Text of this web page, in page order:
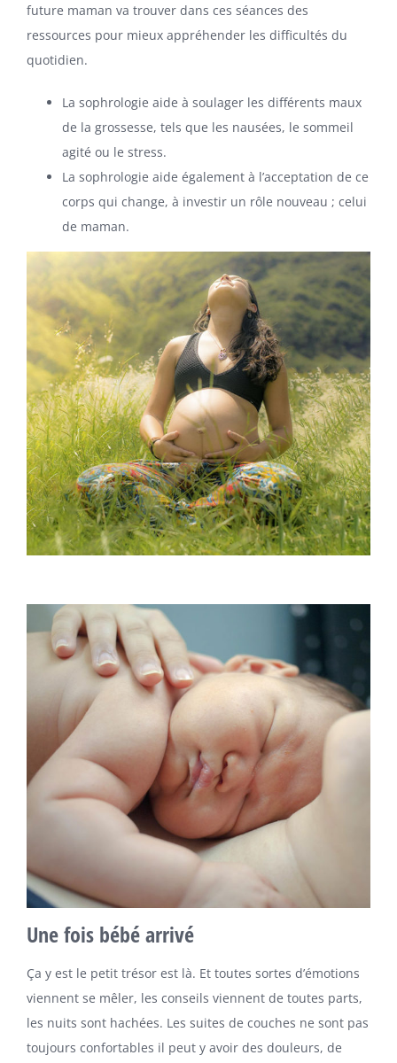
future maman va trouver dans ces séances des
ressources pour mieux appréhender les difficultés du
quotidien.
La sophrologie aide à soulager les différents maux
de la grossesse, tels que les nausées, le sommeil
agité ou le stress.
La sophrologie aide également à l’acceptation de ce
corps qui change, à investir un rôle nouveau ; celui
de maman.
Une fois bébé arrivé
Ça y est le petit trésor est là. Et toutes sortes d’émotions
viennent se mêler, les conseils viennent de toutes parts,
les nuits sont hachées. Les suites de couches ne sont pas
toujours confortables il peut y avoir des douleurs, de